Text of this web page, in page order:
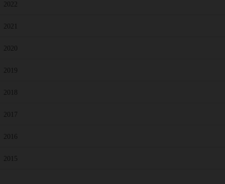
2022
2021
2020
2019
2018
2017
2016
2015